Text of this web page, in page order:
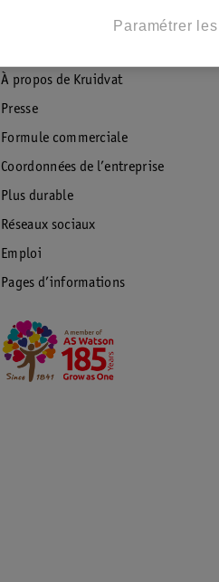
À propos de Kruidvat
Presse
Formule commerciale
Coordonnées de l’entreprise
Plus durable
Réseaux sociaux
Emploi
Pages d’informations
Paramétrer